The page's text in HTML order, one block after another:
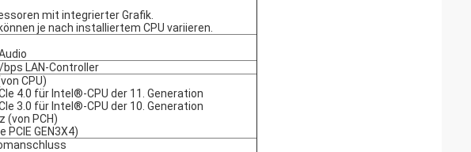
mit integrierter Grafik.
je nach installiertem CPU variieren.
bps LAN-Controller
CPU)
4.0 für Intel®-CPU der 11. Generation
3.0 für Intel®-CPU der 10. Generation
(von PCH)
GEN3X4)